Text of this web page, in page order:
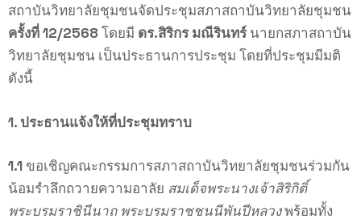
สถาบันวิทยาลัยชุมชนจัดประชุมสภาสถาบันวิทยาลัยชุมชน
ครั้งที่ 12/2568 โดยมี ดร.สิริกร มณีรินทร์นายกสภาสถาบัน
วิทยาลัยชุมชน เป็นประธานการประชุม โดยที่ประชุมมีมติ
ดังนี้
1. ประธานแจ้งให้ที่ประชุมทราบ
1.1 ขอเชิญคณะกรรมการสภาสถาบันวิทยาลัยชุมชนร่วมกัน
น้อมรำลึกถวายความอาลัย สมเด็จพระนางเจ้าสิริกิติ์
พระบรมราชินีนาถ พระบรมราชชนนีพันปีหลวงพร้อมทั้ง